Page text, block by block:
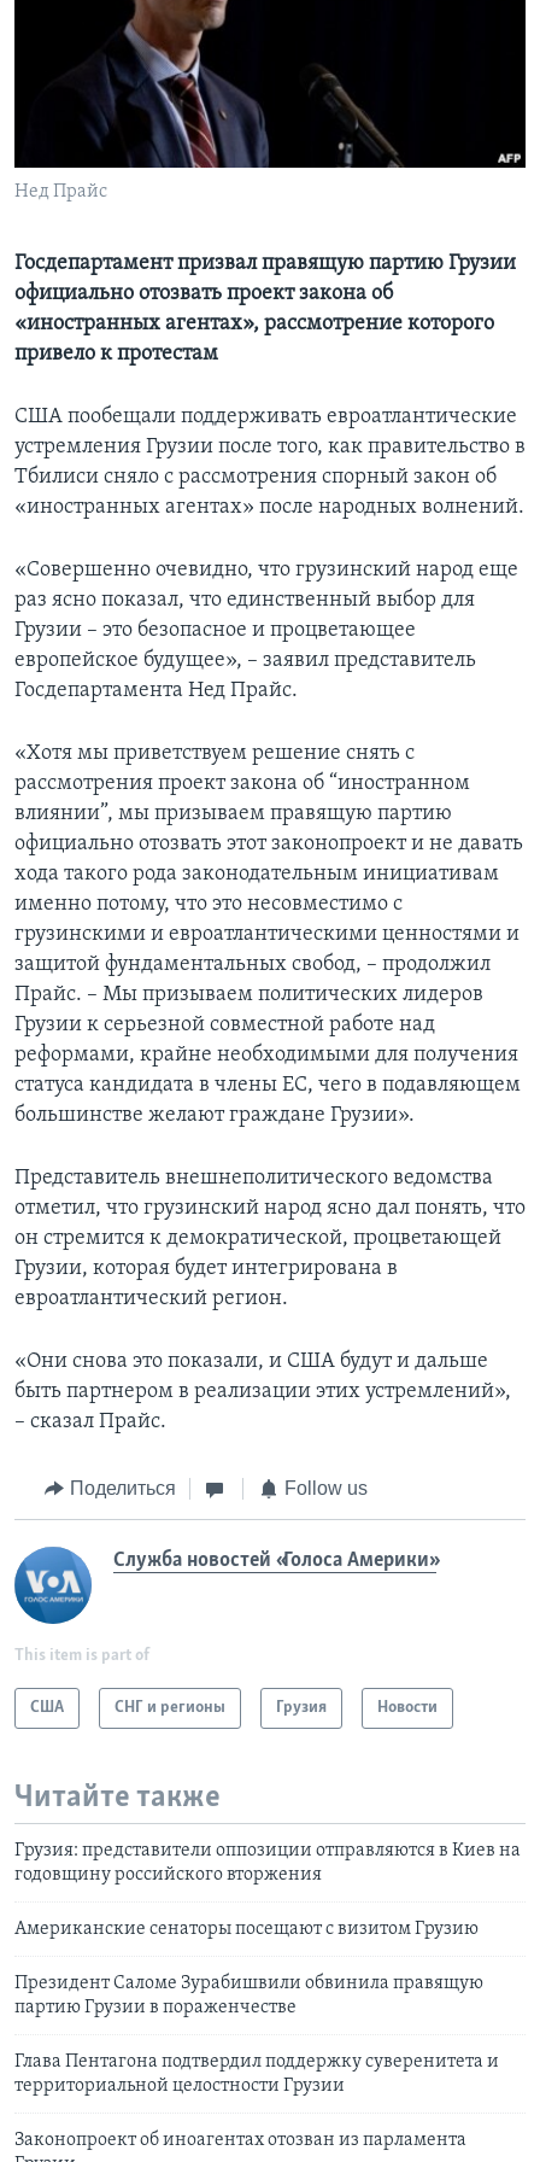
Learning English
СОЦИАЛЬНЫЕ СЕТИ
Нед Прайс
Госдепартамент призвал правящую партию Грузии
официально отозвать проект закона об
«иностранных агентах», рассмотрение которого
привело к протестам
США пообещали поддерживать евроатлантические
устремления Грузии после того, как правительство в
Тбилиси сняло с рассмотрения спорный закон об
«иностранных агентах» после народных волнений.
«Совершенно очевидно, что грузинский народ еще
раз ясно показал, что единственный выбор для
Грузии – это безопасное и процветающее
европейское будущее», – заявил представитель
Госдепартамента Нед Прайс.
«Хотя мы приветствуем решение снять с
рассмотрения проект закона об “иностранном
влиянии”, мы призываем правящую партию
официально отозвать этот законопроект и не давать
хода такого рода законодательным инициативам
именно потому, что это несовместимо с
грузинскими и евроатлантическими ценностями и
защитой фундаментальных свобод, – продолжил
Прайс. – Мы призываем политических лидеров
Грузии к серьезной совместной работе над
реформами, крайне необходимыми для получения
статуса кандидата в члены ЕС, чего в подавляющем
большинстве желают граждане Грузии».
Представитель внешнеполитического ведомства
отметил, что грузинский народ ясно дал понять, что
он стремится к демократической, процветающей
Грузии, которая будет интегрирована в
евроатлантический регион.
«Они снова это показали, и США будут и дальше
быть партнером в реализации этих устремлений»,
– сказал Прайс.
Поделиться Follow us
Служба новостей «Голоса Америки»
This item is part of
США СНГ и регионы Грузия Новости
Читайте также
Грузия: представители оппозиции отправляются в Киев на
годовщину российского вторжения
Американские сенаторы посещают с визитом Грузию
Президент Саломе Зурабишвили обвинила правящую
партию Грузии в пораженчестве
Глава Пентагона подтвердил поддержку суверенитета и
территориальной целостности Грузии
Законопроект об иноагентах отозван из парламента